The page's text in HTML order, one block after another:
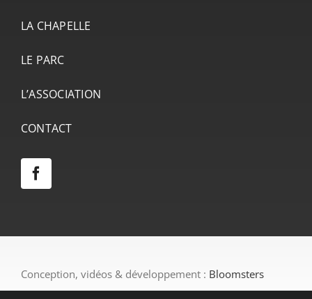
LA CHAPELLE
LE PARC
L’ASSOCIATION
CONTACT
Conception, vidéos & développement : Bloomsters